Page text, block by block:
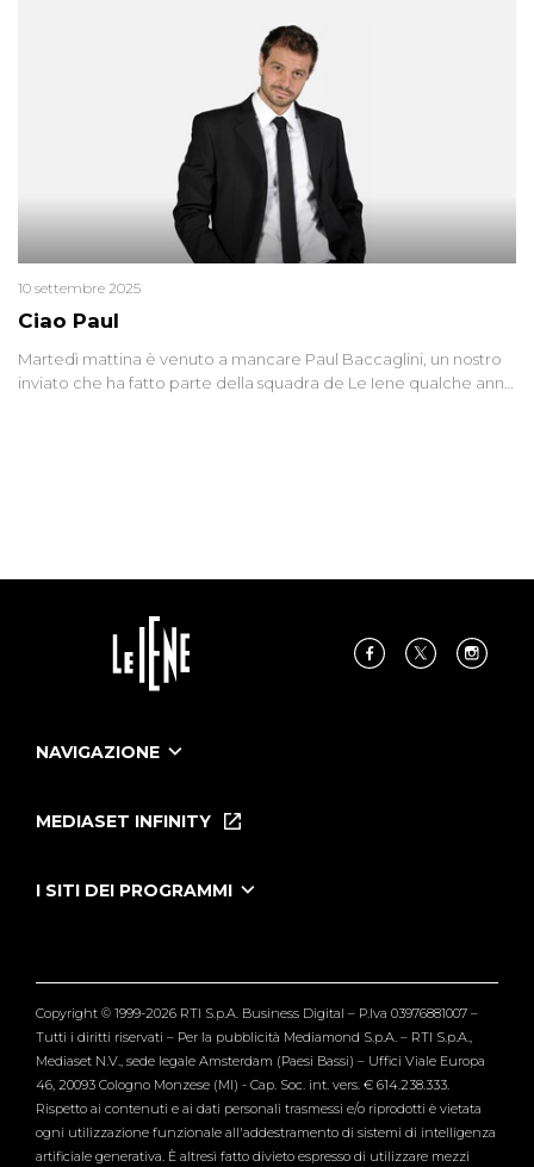
Ciao Paul
10 settembre 2025
Martedì mattina è venuto a mancare Paul Baccaglini, un nostro
inviato che ha fatto parte della squadra de Le Iene qualche anno
NAVIGAZIONE
Le Iene Presentano Inside
Tutti i servizi
MEDIASET INFINITY
I SITI DEI PROGRAMMI
Verissimo
Copyright © 1999-2026 RTI S.p.A. Business Digital – P.Iva 03976881007 –
Tutti i diritti riservati – Per la pubblicità Mediamond S.p.A. – RTI S.p.A.,
Mediaset N.V., sede legale Amsterdam (Paesi Bassi) – Uffici Viale Europa
46, 20093 Cologno Monzese (MI) - Cap. Soc. int. vers. € 614.238.333.
Rispetto ai contenuti e ai dati personali trasmessi e/o riprodotti è vietata
ogni utilizzazione funzionale all'addestramento di sistemi di intelligenza
artificiale generativa. È altresì fatto divieto espresso di utilizzare mezzi